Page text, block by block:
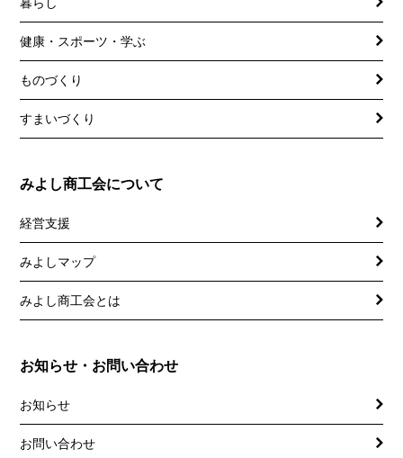
暮らし
健康・スポーツ・学ぶ
ものづくり
すまいづくり
みよし商工会について
経営支援
講習会
記帳相談指導
労働保険事務委託
設備・運転資金の相談
優良従業員表彰
みよしマップ
みよし商工会とは
お知らせ・お問い合わせ
お知らせ
お問い合わせ